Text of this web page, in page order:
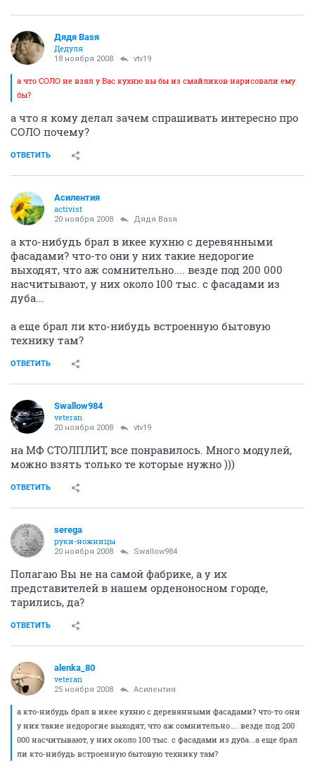
Дядя Ваsя
Дедуля
18 ноября 2008 vtv19
а что СОЛО не взял у Вас кухню вы бы из смайликов нарисовали ему
бы?
а что я кому делал зачем спрашивать интересно про
СОЛО почему?
ОТВЕТИТЬ
Асилентия
activist
20 ноября 2008 Дядя Ваsя
а кто-нибудь брал в икее кухню с деревянными
фасадами? что-то они у них такие недорогие
выходят, что аж сомнительно.... везде под 200 000
насчитывают, у них около 100 тыс. с фасадами из
дуба...
а еще брал ли кто-нибудь встроенную бытовую
технику там?
ОТВЕТИТЬ
Swallow984
veteran
20 ноября 2008 vtv19
на МФ СТОЛПЛИТ, все понравилось. Много модулей,
можно взять только те которые нужно )))
ОТВЕТИТЬ
serega
руки-ножницы
20 ноября 2008 Swallow984
Полагаю Вы не на самой фабрике, а у их
представителей в нашем орденоносном городе,
тарились, да?
ОТВЕТИТЬ
alenka_80
veteran
25 ноября 2008 Асилентия
а кто-нибудь брал в икее кухню с деревянными фасадами? что-то они
у них такие недорогие выходят, что аж сомнительно.... везде под 200
000 насчитывают, у них около 100 тыс. с фасадами из дуба...а еще брал
ли кто-нибудь встроенную бытовую технику там?